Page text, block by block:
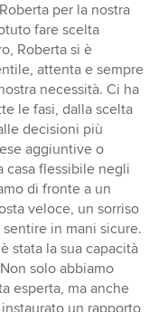
per la nostra
fare scelta
Roberta si è
attenta e sempre
necessità. Ci ha
le fasi, dalla scelta
decisioni più
aggiuntive o
casa flessibile negli
di fronte a un
veloce, un sorriso
in mani sicure.
stata la sua capacità
solo abbiamo
esperta, ma anche